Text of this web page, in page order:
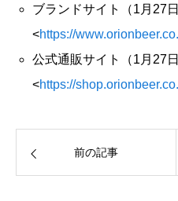
ブランドサイト（1月27日
<https://
公式通販サイト（1月27日
<https://
前の記事